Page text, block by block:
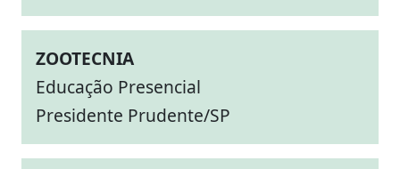
ZOOTECNIA
Educação Presencial
Presidente Prudente/SP